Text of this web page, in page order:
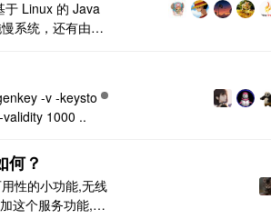
于 Linux 的 Java
系统，还有由于
-v -keysto
1000 ..
？
性的小功能,无线
这个服务功能,全